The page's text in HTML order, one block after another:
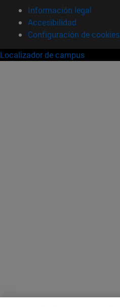
Información legal
Accesibilidad
Configuración de cookies
Localizador de campus